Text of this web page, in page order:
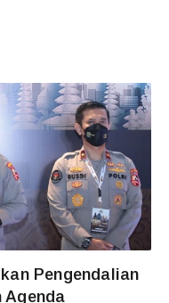
Pengendalian
Agenda